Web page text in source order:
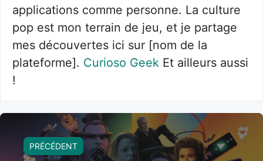
applications comme personne. La culture
pop est mon terrain de jeu, et je partage
mes découvertes ici sur [nom de la
plateforme]. Curioso Geek Et ailleurs aussi
!
PRÉCÉDENT